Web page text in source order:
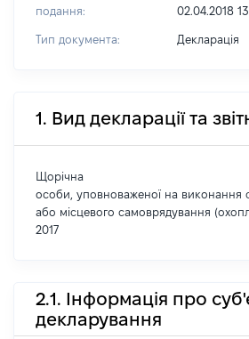
подання:
02.04.2018
Тип документа: Декларація
1. Вид декларації та
Щорічна
особи, уповноваженої на виконання
або місцевого самоврядування
2017
2.1. Інформація про
декларування